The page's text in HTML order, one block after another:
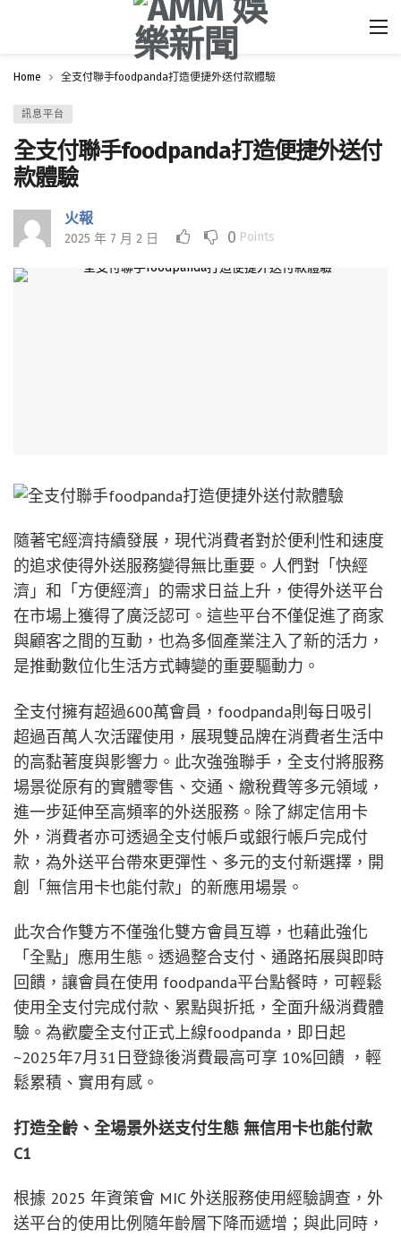
Home 全支付聯手foodpanda打造便捷外送付款體驗
訊息平台
全支付聯手foodpanda打造便捷外送付
款體驗
火報
2025 年 7 月 2 日 0 Points
隨著宅經濟持續發展，現代消費者對於便利性和速度
的追求使得外送服務變得無比重要。人們對「快經
濟」和「方便經濟」的需求日益上升，使得外送平台
在市場上獲得了廣泛認可。這些平台不僅促進了商家
與顧客之間的互動，也為多個產業注入了新的活力，
是推動數位化生活方式轉變的重要驅動力。
全支付擁有超過600萬會員，foodpanda則每日吸引
超過百萬人次活躍使用，展現雙品牌在消費者生活中
的高黏著度與影響力。此次強強聯手，全支付將服務
場景從原有的實體零售、交通、繳稅費等多元領域，
進一步延伸至高頻率的外送服務。除了綁定信用卡
外，消費者亦可透過全支付帳戶或銀行帳戶完成付
款，為外送平台帶來更彈性、多元的支付新選擇，開
創「無信用卡也能付款」的新應用場景。
此次合作雙方不僅強化雙方會員互導，也藉此強化
「全點」應用生態。透過整合支付、通路拓展與即時
回饋，讓會員在使用 foodpanda平台點餐時，可輕鬆
使用全支付完成付款、累點與折抵，全面升級消費體
驗。為歡慶全支付正式上線foodpanda，即日起
~2025年7月31日登錄後消費最高可享 10%回饋 ，輕
鬆累積、實用有感。
打造全齡、全場景外送支付生態 無信用卡也能付款
C1
根據 2025 年資策會 MIC 外送服務使用經驗調查，外
送平台的使用比例隨年齡層下降而遞增；與此同時，